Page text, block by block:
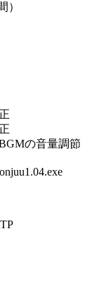
の音量調節